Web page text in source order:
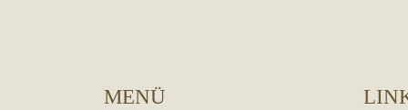
MENÜ